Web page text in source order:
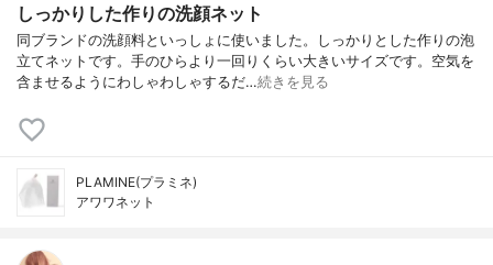
しっかりした作りの洗顔ネット
同ブランドの洗顔料といっしょに使いました。しっかりとした作りの泡
立てネットです。手のひらより一回りくらい大きいサイズです。空気を
含ませるようにわしゃわしゃするだ…続きを見る
PLAMINE(プラミネ)
アワワネット